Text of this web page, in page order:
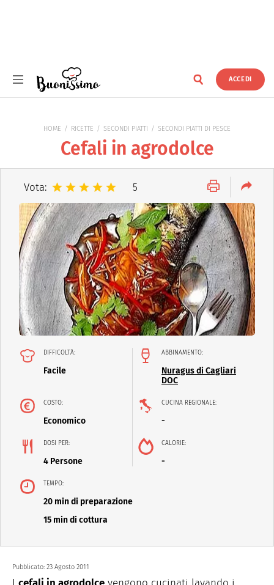
ACCEDI
HOME RICETTE SECONDI PIATTI SECONDI PIATTI DI PESCE
Cefali in agrodolce
Vota: 5
DIFFICOLTÀ:
Facile
ABBINAMENTO:
Nuragus di Cagliari
DOC
COSTO:
Economico
CUCINA REGIONALE:
-
DOSI PER:
4 Persone
CALORIE:
-
TEMPO:
20 min di preparazione
15 min di cottura
Pubblicato: 23 Agosto 2011